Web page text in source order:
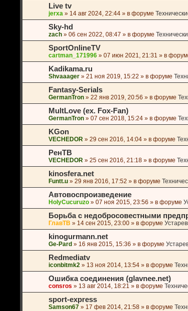
Live tv
jerxa » 14 авг 2024, 22:44 » в форуме
Sky-hd
zach » 06 сен 2022, 08:47 » в форуме
SportOnlineTV
cartman_171996 » 07 июн 2021, 21:31 » в
Kadikama.ru
Shvaaager » 21 ноя 2019, 15:22 » в форуме
Fantasy-Serials
GermanTron » 22 янв 2019, 20:56 » в форуме
MultLove (ex. Fox-Fan)
GermanTron » 07 сен 2018, 15:24 » в форуме
KGon
VECHEDOR » 29 сен 2016, 14:04 » в форуме
РенТВ
VECHEDOR » 25 сен 2016, 21:18 » в форуме
kinosfera.net
Funtt.u » 29 янв 2016, 17:52 » в форуме
Автовоспроизведение
HolyCucuruzo » 07 ноя 2015, 23:56 » в форуме
Борьба с недобросовестными
ГлавТВ » 14 сен 2015, 23:00 » в форуме
kinogurmann.net
Ge-Pard » 16 янв 2015, 15:36 » в форуме
Redmediatv
iconbitmk2 » 13 ноя 2014, 13:54 » в форуме
Ошибка соединения (glavnee.net)
consros » 13 авг 2014, 18:21 » в форуме
sport-express
Samson67 » 17 фев 2014, 21:58 » в форуме